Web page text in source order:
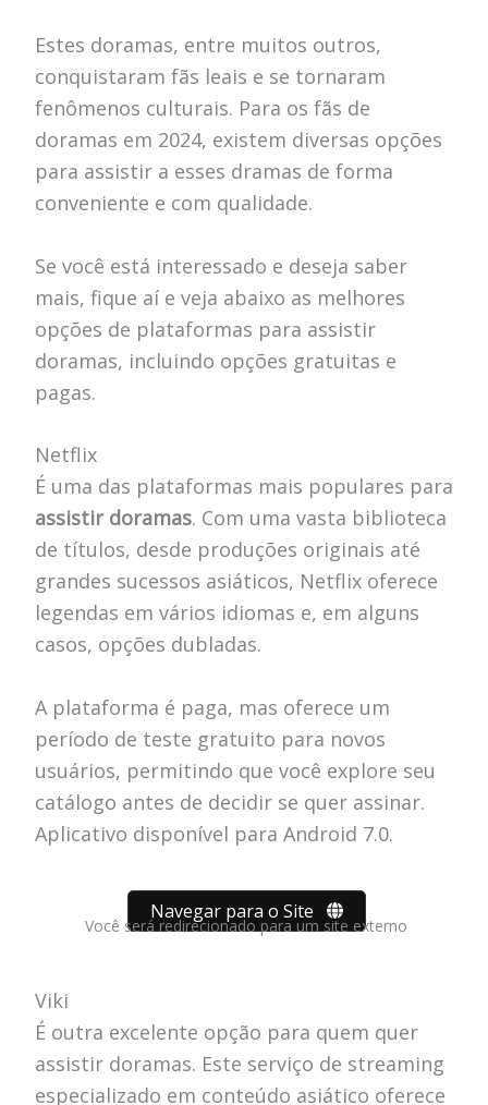
Estes doramas, entre muitos outros,
conquistaram fãs leais e se tornaram
fenômenos culturais. Para os fãs de
doramas em 2024, existem diversas opções
para assistir a esses dramas de forma
conveniente e com qualidade.
Se você está interessado e deseja saber
mais, fique aí e veja abaixo as melhores
opções de plataformas para assistir
doramas, incluindo opções gratuitas e
pagas.
Netflix
É uma das plataformas mais populares para
assistir doramas. Com uma vasta biblioteca
de títulos, desde produções originais até
grandes sucessos asiáticos, Netflix oferece
legendas em vários idiomas e, em alguns
casos, opções dubladas.
A plataforma é paga, mas oferece um
período de teste gratuito para novos
usuários, permitindo que você explore seu
catálogo antes de decidir se quer assinar.
Aplicativo disponível para Android 7.0.
Navegar para o Site
Você será redirecionado para um site externo
Viki
É outra excelente opção para quem quer
assistir doramas. Este serviço de streaming
especializado em conteúdo asiático oferece